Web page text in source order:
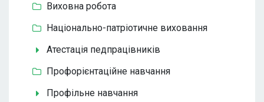
Виховна робота
Національно-патріотичне виховання
Атестація педпрацівників
Профорієнтаційне навчання
Профільне навчання